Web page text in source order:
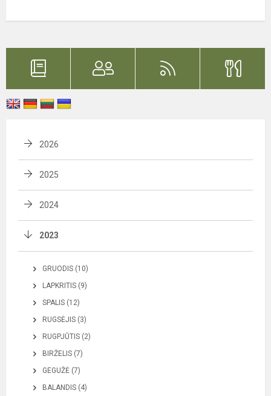
2026
2025
2024
2023
GRUODIS (10)
LAPKRITIS (9)
SPALIS (12)
RUGSĖJIS (3)
RUGPJŪTIS (2)
BIRŽELIS (7)
GEGUŽĖ (7)
BALANDIS (4)